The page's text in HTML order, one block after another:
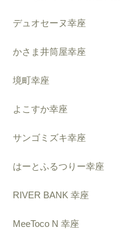
デュオセーヌ幸座
かさま井筒屋幸座
境町幸座
よこすか幸座
サンゴミズキ幸座
はーとふるつりー幸座
RIVER BANK 幸座
MeeToco N 幸座